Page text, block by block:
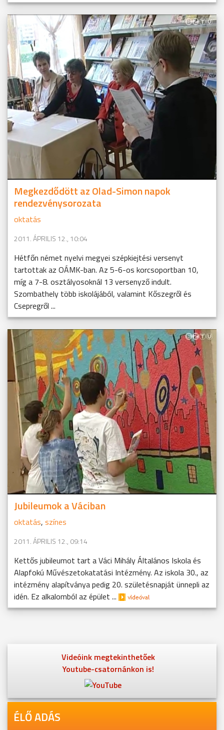
Megkezdődött az Olad-Simon napok
rendezvénysorozata
oktatás
2011. ÁPRILIS 12., 10:04
Hétfőn német nyelvi megyei szépkiejtési versenyt
tartottak az OÁMK-ban. Az 5-6-os korcsoportban 10,
míg a 7-8. osztályosoknál 13 versenyző indult.
Szombathely több iskolájából, valamint Kőszegről és
Csepregről ...
Jubileumok a Váciban
oktatás, színes
2011. ÁPRILIS 12., 09:14
Kettős jubileumot tart a Váci Mihály Általános Iskola és
Alapfokú Művészetokatatási Intézmény. Az iskola 30., az
intézmény alapítványa pedig 20. születésnapját ünnepli az
idén. Ez alkalomból az épület ...
Videóink megtekinthetőek
Youtube-csatornánkon is!
ÉLŐ ADÁS